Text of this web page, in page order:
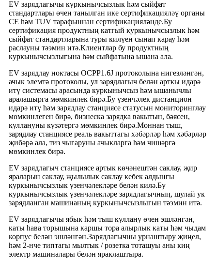
EV зарядлагычы куркынычсызлык һәм сыйфат
стандартлары өчен танылган ике сертификацияләү органы
CE һәм TUV тарафыннан сертификацияләнде.Бу
сертификация продуктның катгый куркынычсызлык һәм
сыйфат стандартларына туры килүен сынап карау һәм
раслауны тәэмин итә.Клиентлар бу продуктның
куркынычсызлыгына һәм сыйфатына ышана ала.
EV зарядлау ноктасы OCPP1.6J протоколына нигезләнгән,
ачык элемтә протоколы, ул зарядлагыч белән арткы идарә
итү системасы арасында куркынычсыз һәм ышанычлы
аралашырга мөмкинлек бирә.Бу үзенчәлек дистанцион
идарә итү һәм зарядлау станциясе статусын мониторинглау
мөмкинлеген бирә, бизнеска зарядка вакытын, бәясен,
куллануны күзәтергә мөмкинлек бирә.Моннан тыш,
зарядлау станциясе реаль вакыттагы хәбәрләр һәм хәбәрләр
җибәрә ала, тиз чыгаруны ачыкларга һәм чишәргә
мөмкинлек бирә.
EV зарядлагыч станциясе артык көчәнештән саклау, җир
яраларын саклау, җылылык саклау кебек алдынгы
куркынычсызлык үзенчәлекләре белән килә.Бу
куркынычсызлык үзенчәлекләре зарядлагычның, шулай ук ​​
зарядланган машинаның куркынычсызлыгын тәэмин итә.
EV зарядлагычы ябык һәм тыш куллану өчен эшләнгән,
каты һава торышына каршы тора алырлык каты һәм чыдам
корпус белән эшләнгән.Зарядлагычны урнаштыру җиңел,
һәм 2-нче типтагы мылтык / розетка тоташуы аны киң
электр машиналары белән яраклаштыра.